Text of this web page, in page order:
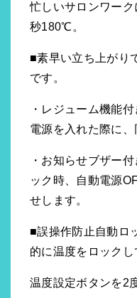
忙しいサロンワー
秒180℃。
■素早い立ち上がり
です。
・レジューム機能
電源を入れた際に、
・お知らせブザー
ック時、自動電源
せします。
■誤操作防止自動ロ
的に温度をロックし
温度設定ボタンを2